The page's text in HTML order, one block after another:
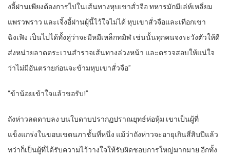
งอี้ฝานเพียงต้องการไปในเส้นทางหุบเขาสั่วจือ ทหารมักมีเล่ห์เหลี่ยม
แพรวพราว และเจิ้งอี้ฝานผู้นี้ไว้ใจไม่ได้ หุบเขาสั่วจือและเทือกเขา
ฉิงเฟิง เป็นไปได้ทั้งคู่ว่าจะมีหมีเหล็กทมิฬ เช่นนั้นทุกคนจงระวังตัวให้ดี
ส่งหน่วยลาดตระเวนสำรวจเส้นทางล่วงหน้า และตรวจสอบให้แน่ใจ
ว่าไม่มีอันตรายก่อนจะข้ามหุบเขาสั่วจือ”
“ข้าน้อยเข้าใจแล้วขอรับ!”
ถังห่าวลดดาบลง บนใบดาบปรากฏปราณยุทธ์ห่อหุ้ม เขาเป็นผู้ที่
แข็งแกร่งในขอบเขตนภาชั้นที่หนึ่ง แม้ว่าถังห่าวจะอายุเกินสี่สิบปีแล้ว
ทว่าก็เป็นผู้ที่ได้รับความไว้วางใจให้รับผิดชอบการใหญ่มากมาย อีกทั้ง